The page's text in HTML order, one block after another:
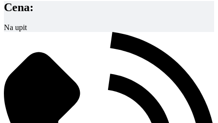
Cena:
Na upit